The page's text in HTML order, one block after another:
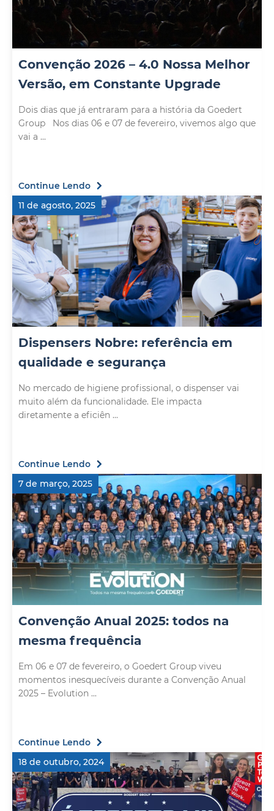
Convenção 2026 – 4.0 Nossa Melhor
Versão, em Constante Upgrade
Dois dias que já entraram para a história da Goedert
Group Nos dias 06 e 07 de fevereiro, vivemos algo que
vai a ...
Continue Lendo
11 de agosto, 2025
Dispensers Nobre: referência em
qualidade e segurança
No mercado de higiene profissional, o dispenser vai
muito além da funcionalidade. Ele impacta
diretamente a eficiên ...
Continue Lendo
7 de março, 2025
Convenção Anual 2025: todos na
mesma frequência
Em 06 e 07 de fevereiro, o Goedert Group viveu
momentos inesquecíveis durante a Convenção Anual
2025 – Evolution ...
Continue Lendo
18 de outubro, 2024